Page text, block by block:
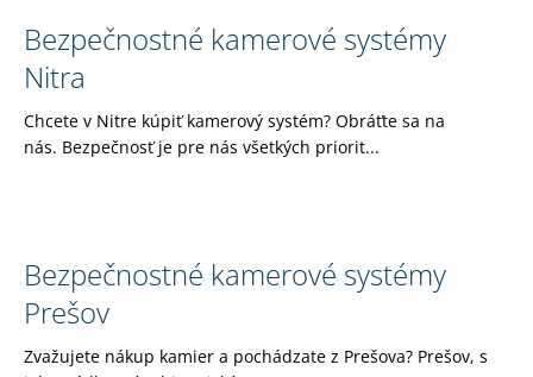
Bezpečnostné kamerové systémy
Nitra
Chcete v Nitre kúpiť kamerový systém? Obráťte sa na
nás. Bezpečnosť je pre nás všetkých priorit...
Bezpečnostné kamerové systémy
Prešov
Zvažujete nákup kamier a pochádzate z Prešova? Prešov, s